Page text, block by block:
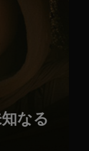
なる